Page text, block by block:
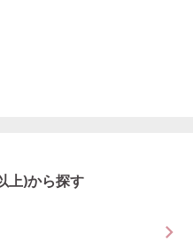
上)から探す